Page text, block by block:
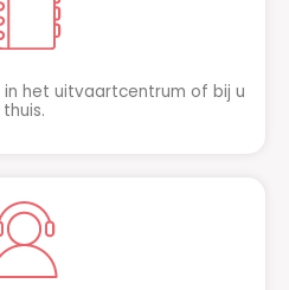
het uitvaartcentrum of bij u
thuis.